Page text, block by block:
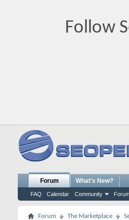
Follow
Forum
FAQ Calendar Community
What's New?
Forum The Marketplace